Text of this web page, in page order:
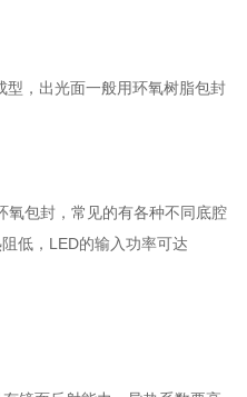
，出光面一般用环氧树脂包封
包封，常见的有各种不同底腔
低，LED的输入功率可达